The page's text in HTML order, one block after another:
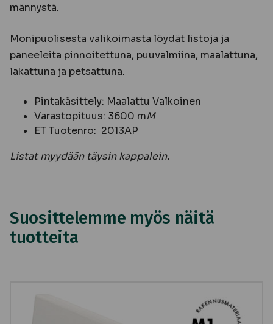
männystä.
Monipuolisesta valikoimasta löydät listoja ja
paneeleita pinnoitettuna, puuvalmiina, maalattuna,
lakattuna ja petsattuna.
Pintakäsittely: Maalattu Valkoinen
Varastopituus: 3600 mM
ET Tuotenro: 2013AP
Listat myydään täysin kappalein.
Suosittelemme myös näitä
tuotteita